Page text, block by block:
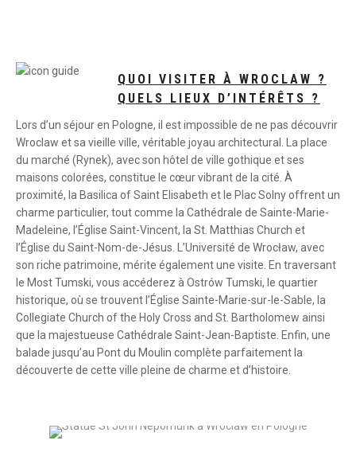
QUOI VISITER À WROCLAW ?
QUELS LIEUX D’INTÉRÊTS ?
Lors d’un séjour en Pologne, il est impossible de ne pas découvrir
Wroclaw et sa vieille ville, véritable joyau architectural. La place
du marché (Rynek), avec son hôtel de ville gothique et ses
maisons colorées, constitue le cœur vibrant de la cité. À
proximité, la Basilica of Saint Elisabeth et le Plac Solny offrent un
charme particulier, tout comme la Cathédrale de Sainte-Marie-
Madeleine, l’Église Saint-Vincent, la St. Matthias Church et
l’Église du Saint-Nom-de-Jésus. L’Université de Wrocław, avec
son riche patrimoine, mérite également une visite. En traversant
le Most Tumski, vous accéderez à Ostrów Tumski, le quartier
historique, où se trouvent l’Église Sainte-Marie-sur-le-Sable, la
Collegiate Church of the Holy Cross and St. Bartholomew ainsi
que la majestueuse Cathédrale Saint-Jean-Baptiste. Enfin, une
balade jusqu’au Pont du Moulin complète parfaitement la
découverte de cette ville pleine de charme et d’histoire.